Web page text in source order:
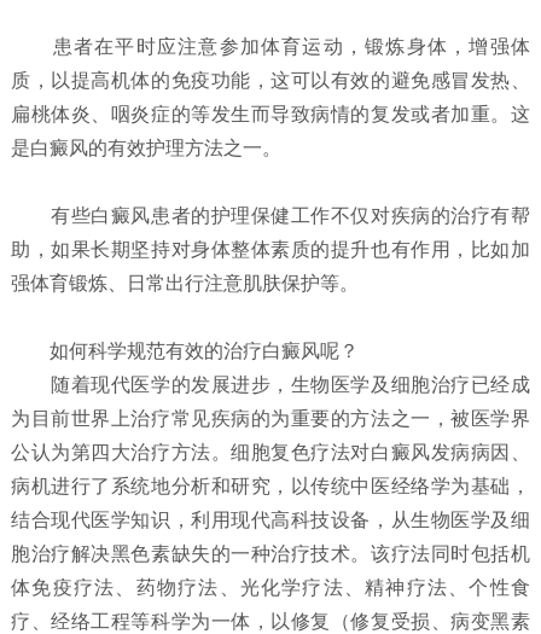
患者在平时应注意参加体育运动，锻炼身体，增强体
质，以提高机体的免疫功能，这可以有效的避免感冒发热、
扁桃体炎、咽炎症的等发生而导致病情的复发或者加重。这
是白癜风的有效护理方法之一。
有些白癜风患者的护理保健工作不仅对疾病的治疗有帮
助，如果长期坚持对身体整体素质的提升也有作用，比如加
强体育锻炼、日常出行注意肌肤保护等。
如何科学规范有效的治疗白癜风呢？
随着现代医学的发展进步，生物医学及细胞治疗已经成
为目前世界上治疗常见疾病的为重要的方法之一，被医学界
公认为第四大治疗方法。细胞复色疗法对白癜风发病病因、
病机进行了系统地分析和研究，以传统中医经络学为基础，
结合现代医学知识，利用现代高科技设备，从生物医学及细
胞治疗解决黑色素缺失的一种治疗技术。该疗法同时包括机
体免疫疗法、药物疗法、光化学疗法、精神疗法、个性食
疗、经络工程等科学为一体，以修复（修复受损、病变黑素